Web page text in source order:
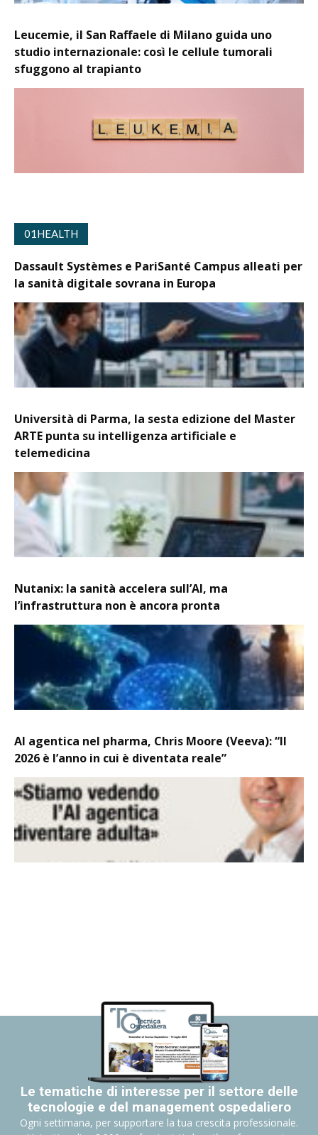
Leucemie, il San Raffaele di Milano guida uno
studio internazionale: così le cellule tumorali
sfuggono al trapianto
01HEALTH
Dassault Systèmes e PariSanté Campus alleati per
la sanità digitale sovrana in Europa
Università di Parma, la sesta edizione del Master
ARTE punta su intelligenza artificiale e
telemedicina
Nutanix: la sanità accelera sull’AI, ma
l’infrastruttura non è ancora pronta
AI agentica nel pharma, Chris Moore (Veeva): “Il
2026 è l’anno in cui è diventata reale”
Le tematiche di interesse per il settore delle
tecnologie e del management ospedaliero
Ogni settimana, per supportare la tua crescita professionale.